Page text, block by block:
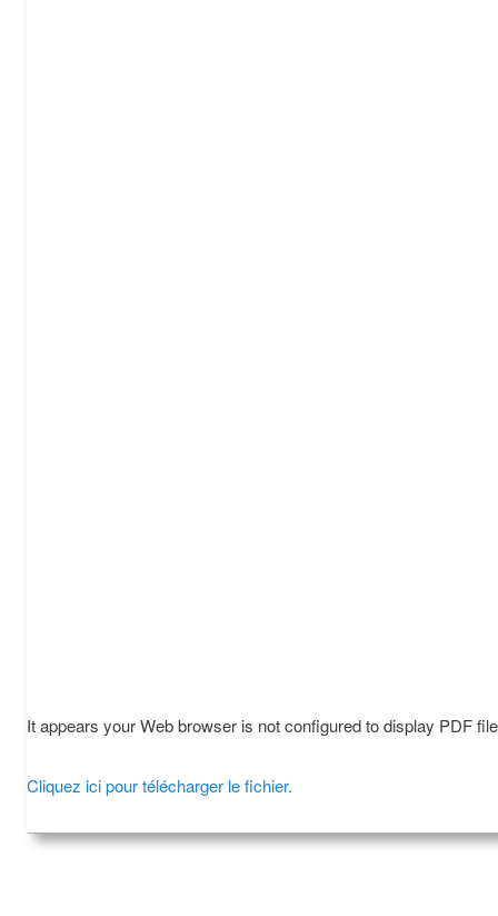
It appears your Web browser is not configured to display PDF
Cliquez ici pour télécharger le fichier.